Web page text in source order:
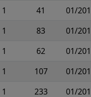
1 41
01/
1 83
01/
1 62
01/
1 107
01/
1 233
01/